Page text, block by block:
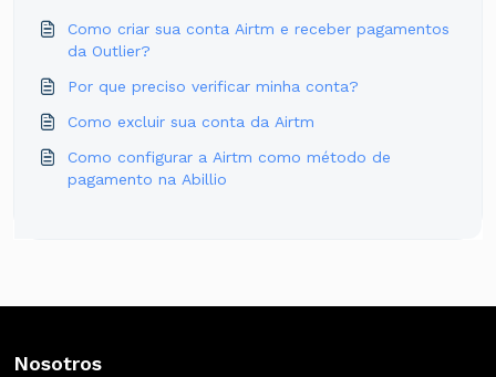
Como criar sua conta Airtm e receber pagamentos
da Outlier?
Por que preciso verificar minha conta?
Como excluir sua conta da Airtm
Como configurar a Airtm como método de
pagamento na Abillio
Nosotros